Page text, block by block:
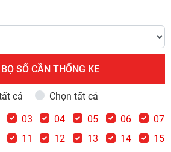
SỐ CẦN THỐNG KÊ
cả
Chọn tất cả
03 04 05 06
07
11 12 13 14
15